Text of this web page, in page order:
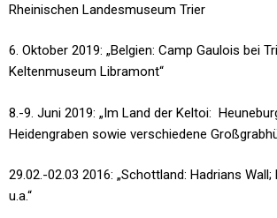
Rheinischen Landesmuseum Trier
6. Oktober 2019: „Belgien: Camp Gaulois bei
Keltenmuseum Libramont“
8.-9. Juni 2019: „Im Land der Keltoi:
Heidengraben sowie verschiedene
29.02.-02.03 2016: „Schottland: Hadrians
u.a.“